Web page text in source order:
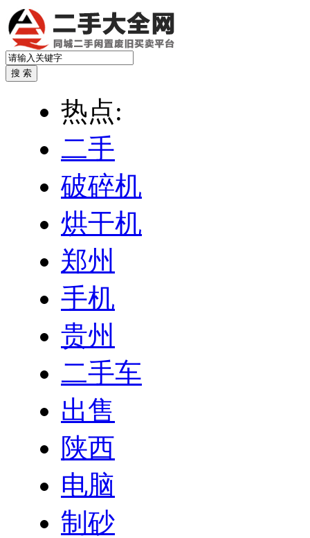
热点:
二手
破碎机
烘干机
郑州
手机
贵州
二手车
出售
陕西
电脑
制砂